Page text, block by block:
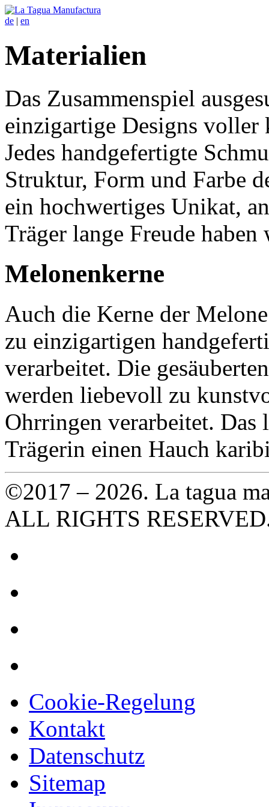
de | en
Materialien
Das Zusammenspiel
einzigartige Designs voller
Jedes handgefertigte
Struktur, Form und Farbe
ein hochwertiges Unikat,
Träger lange Freude haben
Melonenkerne
Auch die Kerne der
zu einzigartigen
verarbeitet. Die
werden liebevoll zu
Ohrringen verarbeitet. Das
Trägerin einen Hauch
©2017 – 2026. La tagua
ALL RIGHTS
Cookie-Regelung
Kontakt
Datenschutz
Sitemap